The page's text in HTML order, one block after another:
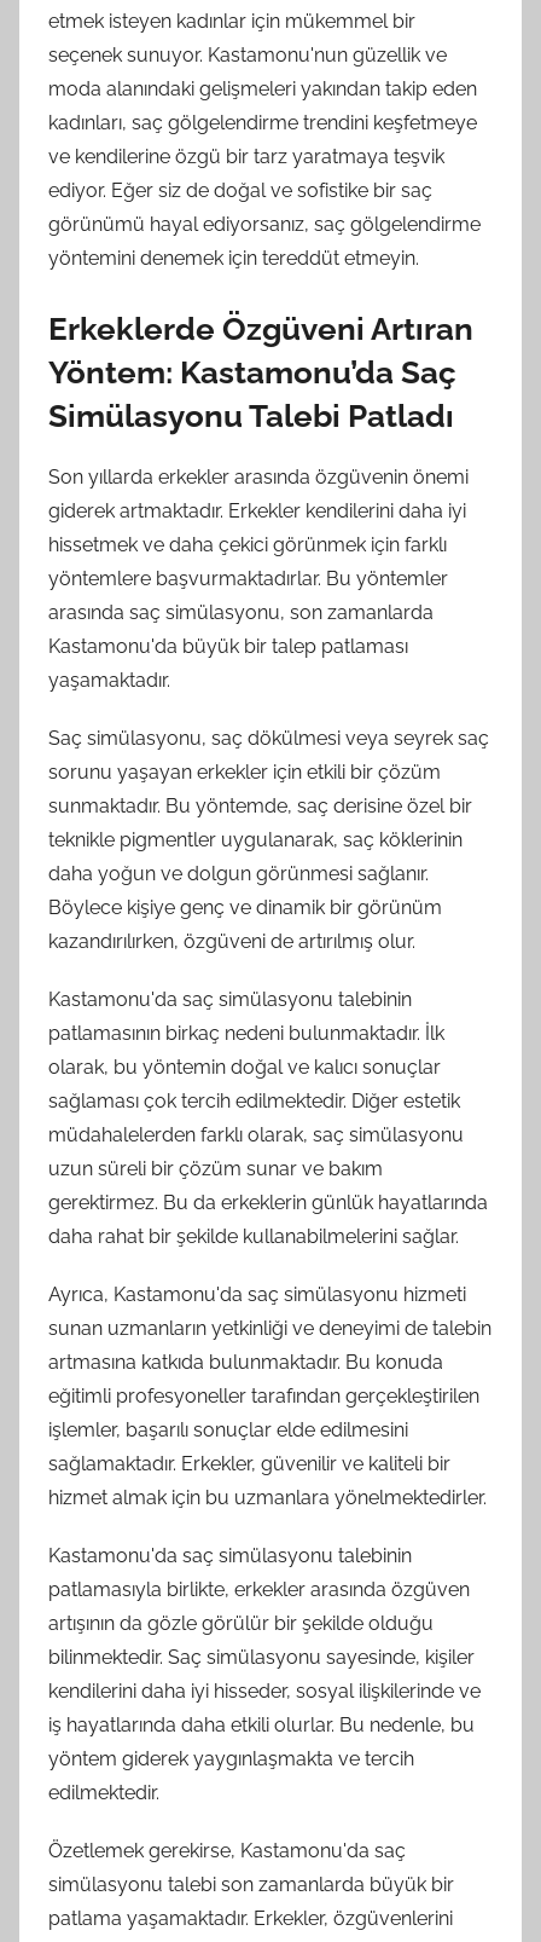
etmek isteyen kadınlar için mükemmel bir
seçenek sunuyor. Kastamonu'nun güzellik ve
moda alanındaki gelişmeleri yakından takip eden
kadınları, saç gölgelendirme trendini keşfetmeye
ve kendilerine özgü bir tarz yaratmaya teşvik
ediyor. Eğer siz de doğal ve sofistike bir saç
görünümü hayal ediyorsanız, saç gölgelendirme
yöntemini denemek için tereddüt etmeyin.
Erkeklerde Özgüveni Artıran
Yöntem: Kastamonu’da Saç
Simülasyonu Talebi Patladı
Son yıllarda erkekler arasında özgüvenin önemi
giderek artmaktadır. Erkekler kendilerini daha iyi
hissetmek ve daha çekici görünmek için farklı
yöntemlere başvurmaktadırlar. Bu yöntemler
arasında saç simülasyonu, son zamanlarda
Kastamonu'da büyük bir talep patlaması
yaşamaktadır.
Saç simülasyonu, saç dökülmesi veya seyrek saç
sorunu yaşayan erkekler için etkili bir çözüm
sunmaktadır. Bu yöntemde, saç derisine özel bir
teknikle pigmentler uygulanarak, saç köklerinin
daha yoğun ve dolgun görünmesi sağlanır.
Böylece kişiye genç ve dinamik bir görünüm
kazandırılırken, özgüveni de artırılmış olur.
Kastamonu'da saç simülasyonu talebinin
patlamasının birkaç nedeni bulunmaktadır. İlk
olarak, bu yöntemin doğal ve kalıcı sonuçlar
sağlaması çok tercih edilmektedir. Diğer estetik
müdahalelerden farklı olarak, saç simülasyonu
uzun süreli bir çözüm sunar ve bakım
gerektirmez. Bu da erkeklerin günlük hayatlarında
daha rahat bir şekilde kullanabilmelerini sağlar.
Ayrıca, Kastamonu'da saç simülasyonu hizmeti
sunan uzmanların yetkinliği ve deneyimi de talebin
artmasına katkıda bulunmaktadır. Bu konuda
eğitimli profesyoneller tarafından gerçekleştirilen
işlemler, başarılı sonuçlar elde edilmesini
sağlamaktadır. Erkekler, güvenilir ve kaliteli bir
hizmet almak için bu uzmanlara yönelmektedirler.
Kastamonu'da saç simülasyonu talebinin
patlamasıyla birlikte, erkekler arasında özgüven
artışının da gözle görülür bir şekilde olduğu
bilinmektedir. Saç simülasyonu sayesinde, kişiler
kendilerini daha iyi hisseder, sosyal ilişkilerinde ve
iş hayatlarında daha etkili olurlar. Bu nedenle, bu
yöntem giderek yaygınlaşmakta ve tercih
edilmektedir.
Özetlemek gerekirse, Kastamonu'da saç
simülasyonu talebi son zamanlarda büyük bir
patlama yaşamaktadır. Erkekler, özgüvenlerini